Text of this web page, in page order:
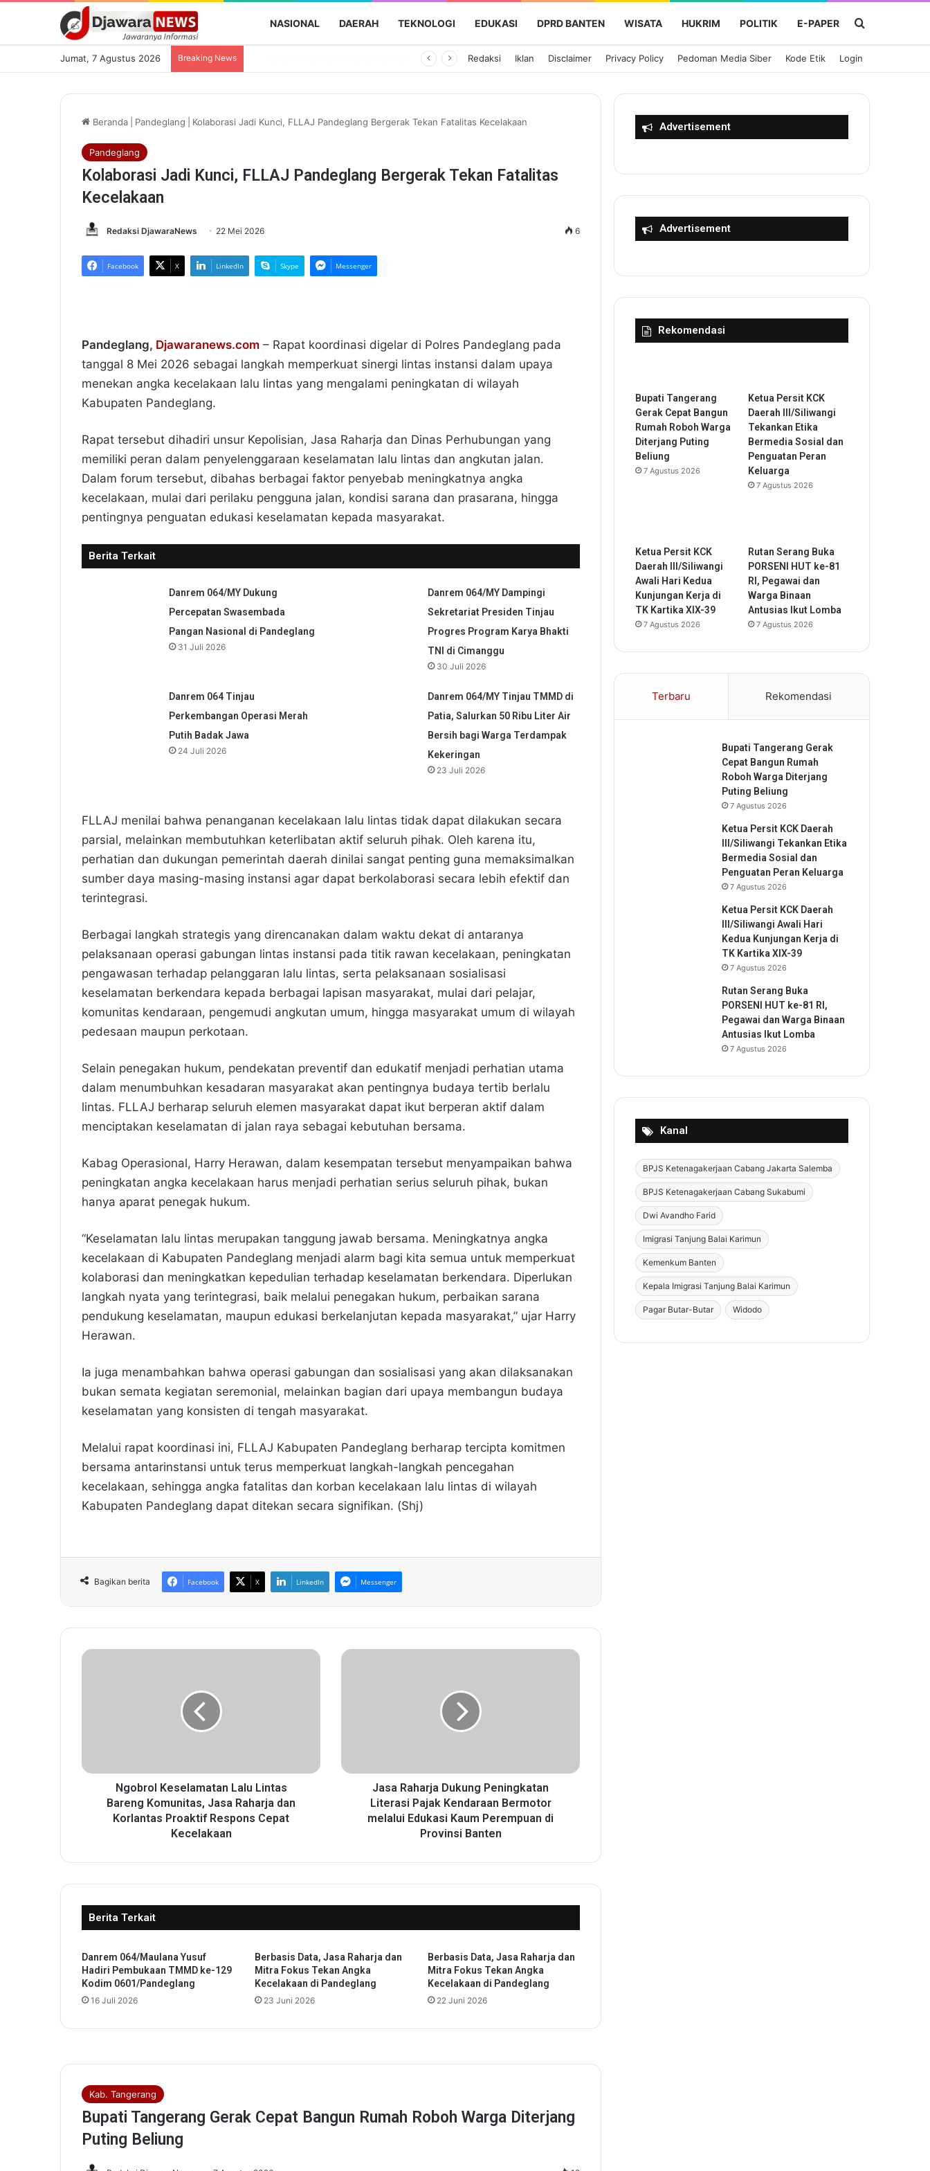
NASIONAL DAERAH TEKNOLOGI EDUKASI DPRD BANTEN WISATA HUKRIM POLITIK E-PAPER Cari Berita
Jumat, 7 Agustus 2026 Breaking News Redaksi Iklan Disclaimer Privacy Policy Pedoman Media Siber Kode Etik Login
Beranda Pandeglang Kolaborasi Jadi Kunci, FLLAJ Pandeglang Bergerak Tekan Fatalitas Kecelakaan
Pandeglang
Kolaborasi Jadi Kunci, FLLAJ Pandeglang Bergerak Tekan Fatalitas
Kecelakaan
Redaksi DjawaraNews 22 Mei 2026 6
Facebook X LinkedIn Skype Messenger
Pandeglang, Djawaranews.com – Rapat koordinasi digelar di Polres Pandeglang pada
tanggal 8 Mei 2026 sebagai langkah memperkuat sinergi lintas instansi dalam upaya
menekan angka kecelakaan lalu lintas yang mengalami peningkatan di wilayah
Kabupaten Pandeglang.
Rapat tersebut dihadiri unsur Kepolisian, Jasa Raharja dan Dinas Perhubungan yang
memiliki peran dalam penyelenggaraan keselamatan lalu lintas dan angkutan jalan.
Dalam forum tersebut, dibahas berbagai faktor penyebab meningkatnya angka
kecelakaan, mulai dari perilaku pengguna jalan, kondisi sarana dan prasarana, hingga
pentingnya penguatan edukasi keselamatan kepada masyarakat.
Berita Terkait
Danrem 064/MY Dukung
Percepatan Swasembada
Pangan Nasional di Pandeglang
31 Juli 2026
Danrem 064/MY Dampingi
Sekretariat Presiden Tinjau
Progres Program Karya Bhakti
TNI di Cimanggu
30 Juli 2026
Danrem 064 Tinjau
Perkembangan Operasi Merah
Putih Badak Jawa
24 Juli 2026
Danrem 064/MY Tinjau TMMD di
Patia, Salurkan 50 Ribu Liter Air
Bersih bagi Warga Terdampak
Kekeringan
23 Juli 2026
FLLAJ menilai bahwa penanganan kecelakaan lalu lintas tidak dapat dilakukan secara
parsial, melainkan membutuhkan keterlibatan aktif seluruh pihak. Oleh karena itu,
perhatian dan dukungan pemerintah daerah dinilai sangat penting guna memaksimalkan
sumber daya masing-masing instansi agar dapat berkolaborasi secara lebih efektif dan
terintegrasi.
Berbagai langkah strategis yang direncanakan dalam waktu dekat di antaranya
pelaksanaan operasi gabungan lintas instansi pada titik rawan kecelakaan, peningkatan
pengawasan terhadap pelanggaran lalu lintas, serta pelaksanaan sosialisasi
keselamatan berkendara kepada berbagai lapisan masyarakat, mulai dari pelajar,
komunitas kendaraan, pengemudi angkutan umum, hingga masyarakat umum di wilayah
pedesaan maupun perkotaan.
Selain penegakan hukum, pendekatan preventif dan edukatif menjadi perhatian utama
dalam menumbuhkan kesadaran masyarakat akan pentingnya budaya tertib berlalu
lintas. FLLAJ berharap seluruh elemen masyarakat dapat ikut berperan aktif dalam
menciptakan keselamatan di jalan raya sebagai kebutuhan bersama.
Kabag Operasional, Harry Herawan, dalam kesempatan tersebut menyampaikan bahwa
peningkatan angka kecelakaan harus menjadi perhatian serius seluruh pihak, bukan
hanya aparat penegak hukum.
“Keselamatan lalu lintas merupakan tanggung jawab bersama. Meningkatnya angka
kecelakaan di Kabupaten Pandeglang menjadi alarm bagi kita semua untuk memperkuat
kolaborasi dan meningkatkan kepedulian terhadap keselamatan berkendara. Diperlukan
langkah nyata yang terintegrasi, baik melalui penegakan hukum, perbaikan sarana
pendukung keselamatan, maupun edukasi berkelanjutan kepada masyarakat,” ujar Harry
Herawan.
Ia juga menambahkan bahwa operasi gabungan dan sosialisasi yang akan dilaksanakan
bukan semata kegiatan seremonial, melainkan bagian dari upaya membangun budaya
keselamatan yang konsisten di tengah masyarakat.
Melalui rapat koordinasi ini, FLLAJ Kabupaten Pandeglang berharap tercipta komitmen
bersama antarinstansi untuk terus memperkuat langkah-langkah pencegahan
kecelakaan, sehingga angka fatalitas dan korban kecelakaan lalu lintas di wilayah
Kabupaten Pandeglang dapat ditekan secara signifikan. (Shj)
Bagikan berita Facebook X LinkedIn Messenger
N
e
a
n
a
u
L
i
n
B
r
n
g
Ngobrol Keselamatan Lalu Lintas
Bareng Komunitas, Jasa Raharja dan
Korlantas Proaktif Respons Cepat
Kecelakaan
J
r
u
P
n
n
g
k
L
r
Jasa Raharja Dukung Peningkatan
Literasi Pajak Kendaraan Bermotor
melalui Edukasi Kaum Perempuan di
Provinsi Banten
Berita Terkait
Danrem 064/Maulana Yusuf
Hadiri Pembukaan TMMD ke-129
Kodim 0601/Pandeglang
16 Juli 2026
Berbasis Data, Jasa Raharja dan
Mitra Fokus Tekan Angka
Kecelakaan di Pandeglang
23 Juni 2026
Berbasis Data, Jasa Raharja dan
Mitra Fokus Tekan Angka
Kecelakaan di Pandeglang
22 Juni 2026
Advertisement
Advertisement
Rekomendasi
Bupati Tangerang
Gerak Cepat Bangun
Rumah Roboh Warga
Diterjang Puting
Beliung
7 Agustus 2026
Ketua Persit KCK
Daerah III/Siliwangi
Tekankan Etika
Bermedia Sosial dan
Penguatan Peran
Keluarga
7 Agustus 2026
Ketua Persit KCK
Daerah III/Siliwangi
Awali Hari Kedua
Kunjungan Kerja di
TK Kartika XIX-39
7 Agustus 2026
Rutan Serang Buka
PORSENI HUT ke-81
RI, Pegawai dan
Warga Binaan
Antusias Ikut Lomba
7 Agustus 2026
Terbaru Rekomendasi
Bupati Tangerang Gerak
Cepat Bangun Rumah
Roboh Warga Diterjang
Puting Beliung
7 Agustus 2026
Ketua Persit KCK Daerah
III/Siliwangi Tekankan Etika
Bermedia Sosial dan
Penguatan Peran Keluarga
7 Agustus 2026
Ketua Persit KCK Daerah
III/Siliwangi Awali Hari
Kedua Kunjungan Kerja di
TK Kartika XIX-39
7 Agustus 2026
Rutan Serang Buka
PORSENI HUT ke-81 RI,
Pegawai dan Warga Binaan
Antusias Ikut Lomba
7 Agustus 2026
Kanal
BPJS Ketenagakerjaan Cabang Jakarta Salemba
BPJS Ketenagakerjaan Cabang Sukabumi
Dwi Avandho Farid
Imigrasi Tanjung Balai Karimun
Kemenkum Banten
Kepala Imigrasi Tanjung Balai Karimun
Pagar Butar-Butar Widodo